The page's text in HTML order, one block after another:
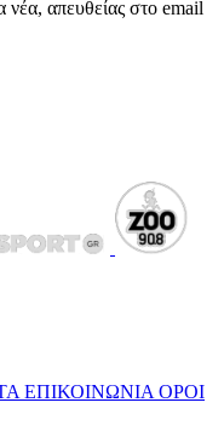
νέα, απευθείας στο email
ΕΠΙΚΟΙΝΩΝΙΑ ΟΡΟΙ